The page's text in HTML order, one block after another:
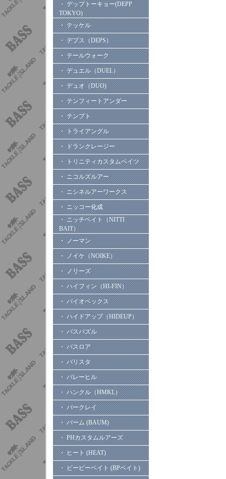
・ デップトーキョー(DEPP
TOKYO)
・ テッケル
・ デプス（DEPS）
・ テールウォーク
・ デュエル（DUEL）
・ デュオ（DUO)
・ テンフィートアンダー
・ テンプト
・ トライアングル
・ ドランクレージー
・ トリニティカスタムベイツ
・ ニコルズルアー
・ ニシネルアーワークス
・ ニッコー化成
・ ニッチベイト（NITTI
BAIT）
・ ノーマン
・ ノイケ（NOIKE）
・ ノリーズ
・ ハイフィン（HI-FIN）
・ バイオベックス
・ ハイドアップ（HIDEUP）
・ バスパズル
・ バスロア
・ バリスタ
・ バレーヒル
・ ハンクル（HMKL）
・ バークレイ
・ バーム (BAUM)
・ PHカスタムルアーズ
・ ヒート (HEAT)
・ ビーピーベイト (BPベイト)